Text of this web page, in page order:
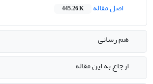
اصل مقاله
445.26 K
هم رسانی
ارجاع به این مقاله